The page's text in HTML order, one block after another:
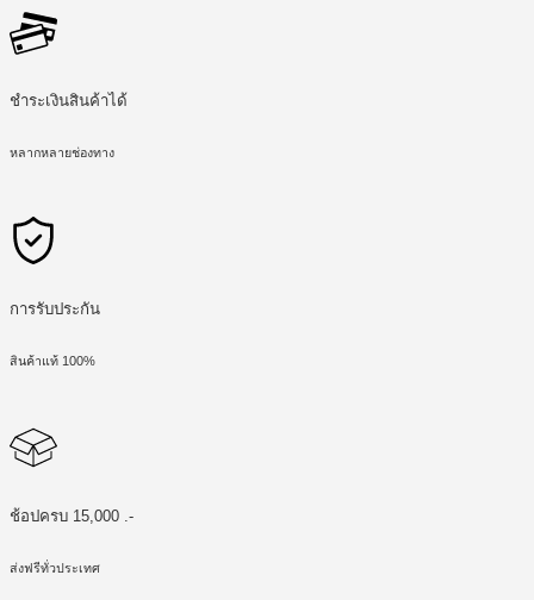
ชำระเงินสินค้าได้
หลากหลายช่องทาง
การรับประกัน
สินค้าแท้ 100%
ช้อปครบ 15,000 .-
ส่งฟรีทั่วประเทศ